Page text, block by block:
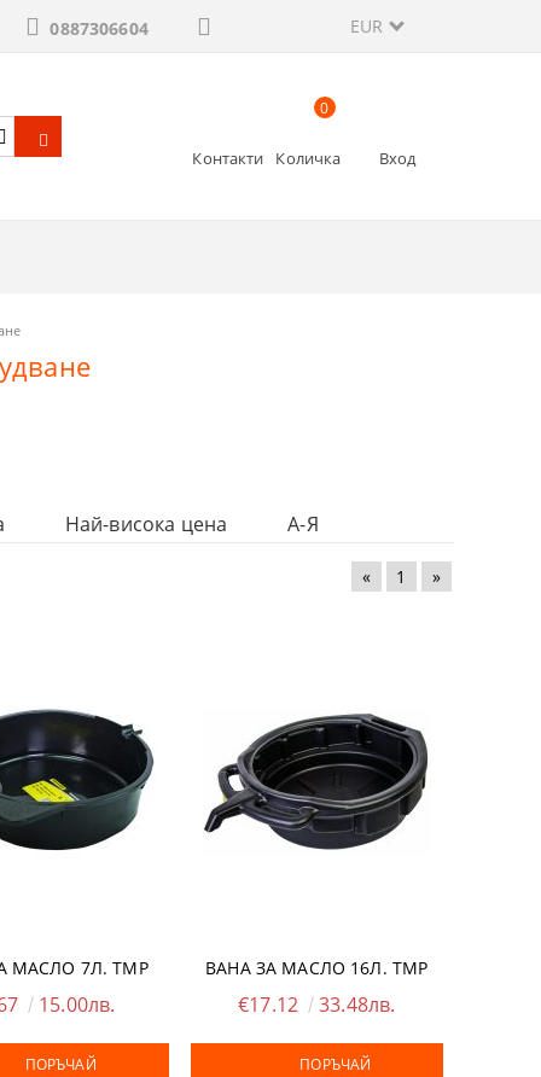
0887306604 EUR
Контакти Количка
0
Вход
Най-висока цена А-Я
« 1 »
МАСЛО 7Л. TMP
15.00лв.
ПОРЪЧАЙ
ВАНА ЗА МАСЛО 16Л. TMP
€17.12 33.48лв.
ПОРЪЧАЙ